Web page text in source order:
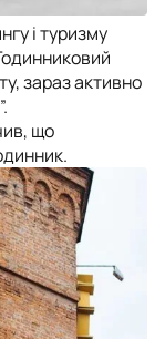
і туризму
зараз активно
що